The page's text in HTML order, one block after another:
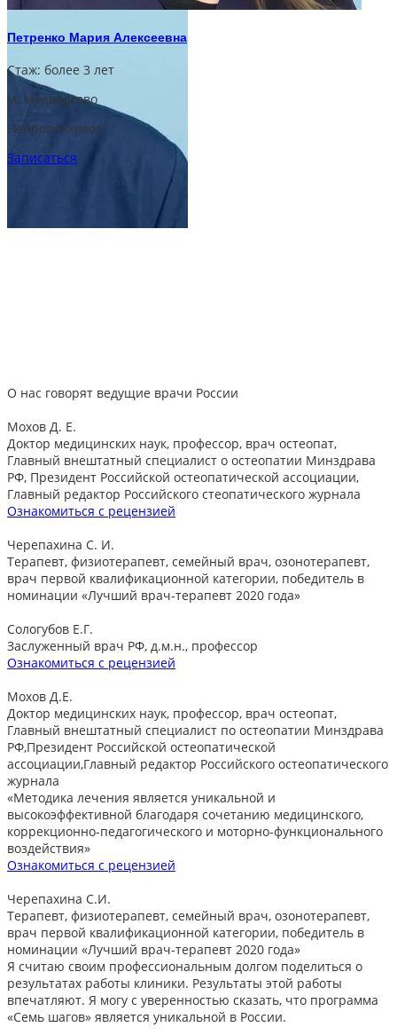
Петренко Мария Алексеевна
Стаж: более 3 лет
м. Медведково
Нейропсихолог
Записаться
О нас говорят ведущие врачи России
Мохов Д. Е.
Доктор медицинских наук, профессор, врач остеопат,
Главный внештатный специалист о остеопатии Минздрава
РФ, Президент Российской остеопатической ассоциации,
Главный редактор Российского стеопатического журнала
Ознакомиться с рецензией
Черепахина С. И.
Терапевт, физиотерапевт, семейный врач, озонотерапевт,
врач первой квалификационной категории, победитель в
номинации «Лучший врач-терапевт 2020 года»
Сологубов Е.Г.
Заслуженный врач РФ, д.м.н., профессор
Ознакомиться с рецензией
Мохов Д.Е.
Доктор медицинских наук, профессор, врач остеопат,
Главный внештатный специалист по остеопатии Минздрава
РФ,Президент Российской остеопатической
ассоциации,Главный редактор Российского остеопатического
журнала
«Методика лечения является уникальной и
высокоэффективной благодаря сочетанию медицинского,
коррекционно-педагогического и моторно-функционального
воздействия»
Ознакомиться с рецензией
Черепахина С.И.
Терапевт, физиотерапевт, семейный врач, озонотерапевт,
врач первой квалификационной категории, победитель в
номинации «Лучший врач-терапевт 2020 года»
Я считаю своим профессиональным долгом поделиться о
результатах работы клиники. Результаты этой работы
впечатляют. Я могу с уверенностью сказать, что программа
«Семь шагов» является уникальной в России.